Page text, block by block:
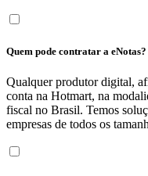
Quem pode contratar a eNotas?
Qualquer produtor digital,
conta na Hotmart, na
fiscal no Brasil. Temos
empresas de todos os